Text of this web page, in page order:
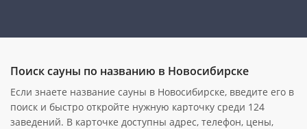
Поиск сауны по названию в Новосибирске
Если знаете название сауны в Новосибирске, введите его в
поиск и быстро откройте нужную карточку среди 124
заведений. В карточке доступны адрес, телефон, цены,